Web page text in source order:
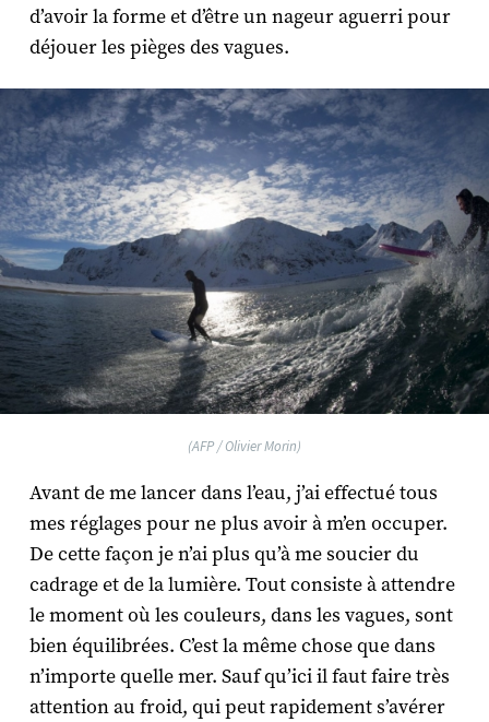
d’avoir la forme et d’être un nageur aguerri pour
déjouer les pièges des vagues.
(AFP / Olivier Morin)
Avant de me lancer dans l’eau, j’ai effectué tous
mes réglages pour ne plus avoir à m’en occuper.
De cette façon je n’ai plus qu’à me soucier du
cadrage et de la lumière. Tout consiste à attendre
le moment où les couleurs, dans les vagues, sont
bien équilibrées. C’est la même chose que dans
n’importe quelle mer. Sauf qu’ici il faut faire très
attention au froid, qui peut rapidement s’avérer